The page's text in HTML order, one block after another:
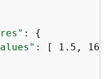
: {
: [ 1.5,